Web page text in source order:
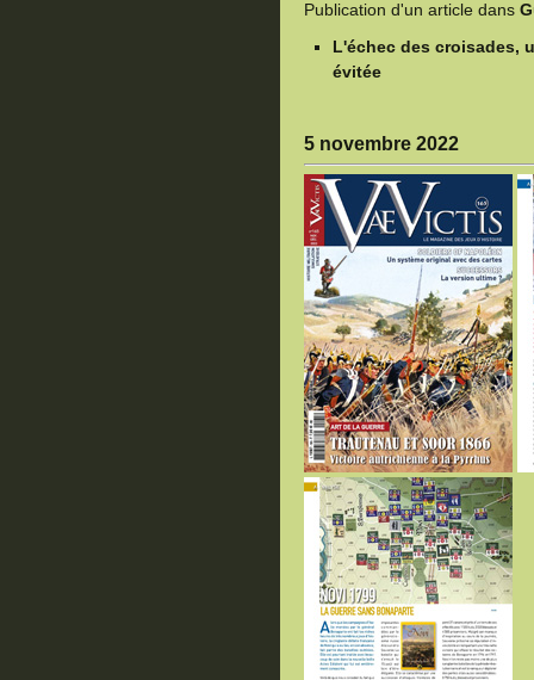
Publication d'un article dans
L'échec des croisades,
évitée
5 novembre 2022